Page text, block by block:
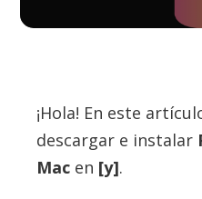
¡Hola! En este
descargar e instalar
Mac en [y].